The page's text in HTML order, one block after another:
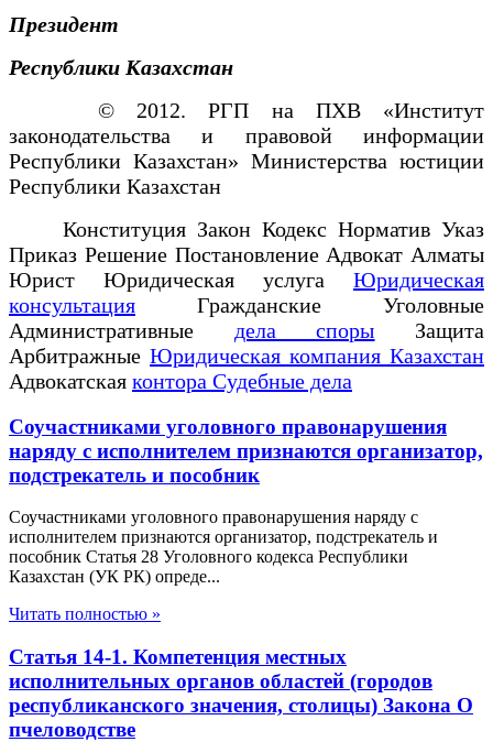
Президент
Республики Казахстан
© 2012. РГП на ПХВ «Институт
законодательства и правовой информации
Республики Казахстан» Министерства юстиции
Республики Казахстан
Конституция Закон Кодекс Норматив Указ
Приказ Решение Постановление Адвокат Алматы
Юрист Юридическая услуга Юридическая
консультация Гражданские Уголовные
Административные дела споры Защита
Арбитражные Юридическая компания Казахстан
Адвокатская контора Судебные дела
Соучастниками уголовного правонарушения
наряду с исполнителем признаются организатор,
подстрекатель и пособник
Соучастниками уголовного правонарушения наряду с
исполнителем признаются организатор, подстрекатель и
пособник Статья 28 Уголовного кодекса Республики
Казахстан (УК РК) опреде...
Читать полностью »
Статья 14-1. Компетенция местных
исполнительных органов областей (городов
республиканского значения, столицы) Закона О
пчеловодстве